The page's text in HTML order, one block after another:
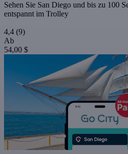
Sehen Sie San Diego und bis zu 100
entspannt im Trolley
4,4 (9)
Ab
54,00 $